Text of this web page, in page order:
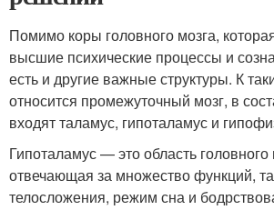
Помимо коры головного мозга,
высшие психические процессы и
есть и другие важные структуры. К
относится промежуточный мозг, в
входят таламус, гипоталамус и
Гипоталамус — это область головного
отвечающая за множество функций,
телосложения, режим сна и